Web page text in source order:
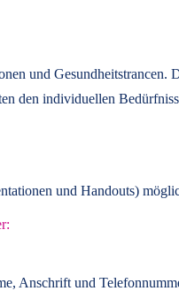
und Gesundheitstrancen.
den individuellen
und Handouts)
Anschrift und